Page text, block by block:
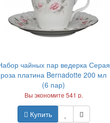
чайных пар ведерка Серая
роза платина Bernadotte 200 мл
(6 пар)
Вы экономите 541 р.
Купить